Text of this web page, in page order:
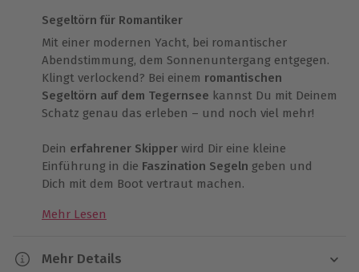
Segeltörn für Romantiker
Mit einer modernen Yacht, bei romantischer
Abendstimmung, dem Sonnenuntergang entgegen.
Klingt verlockend? Bei einem romantischen
Segeltörn auf dem Tegernsee kannst Du mit Deinem
Schatz genau das erleben – und noch viel mehr!
Dein erfahrener Skipper wird Dir eine kleine
Einführung in die Faszination Segeln geben und
Dich mit dem Boot vertraut machen.
Romantik pur
Beiherrlicher Abendstimmung
werden schließlich die
Mehr Lesen
Mehr Details